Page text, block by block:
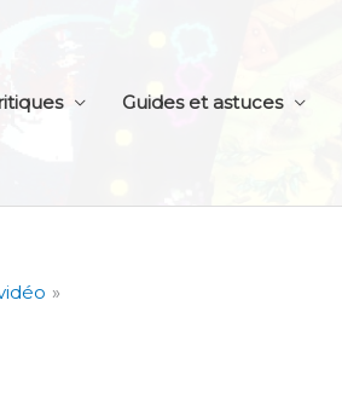
Guides et astuces